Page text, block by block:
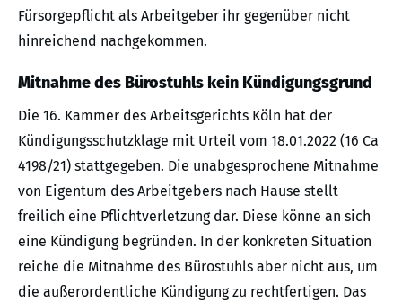
Fürsorgepflicht als Arbeitgeber ihr gegenüber nicht
hinreichend nachgekommen.
Mitnahme des Bürostuhls kein Kündigungsgrund
Die 16. Kammer des Arbeitsgerichts Köln hat der
Kündigungsschutzklage mit Urteil vom 18.01.2022 (16 Ca
4198/21) stattgegeben. Die unabgesprochene Mitnahme
von Eigentum des Arbeitgebers nach Hause stellt
freilich eine Pflichtverletzung dar. Diese könne an sich
eine Kündigung begründen. In der konkreten Situation
reiche die Mitnahme des Bürostuhls aber nicht aus, um
die außerordentliche Kündigung zu rechtfertigen. Das